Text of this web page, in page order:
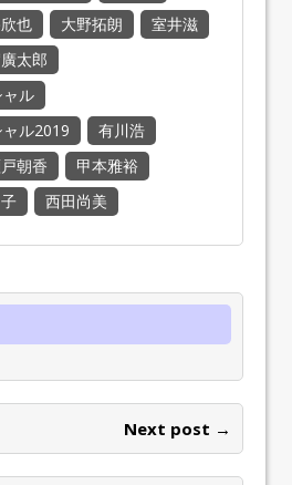
也 大野拓朗
室井滋
太郎
ル
ル2019
有川浩
朝香
甲本雅裕
西田尚美
Next post →